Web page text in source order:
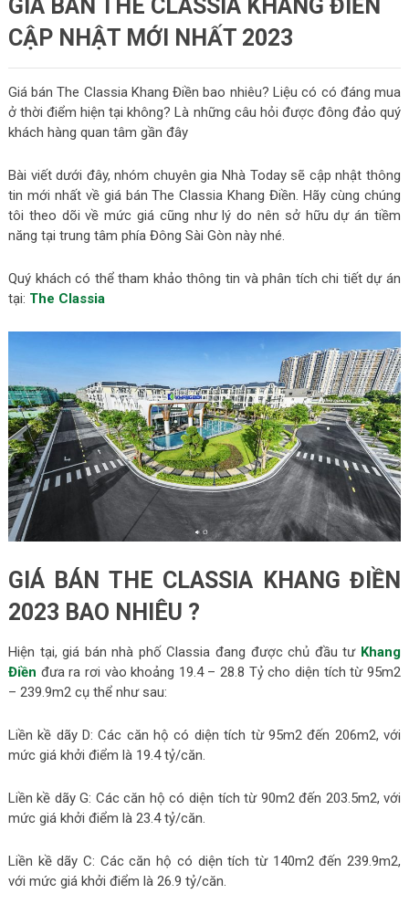
GIÁ BÁN THE CLASSIA KHANG ĐIỀN
CẬP NHẬT MỚI NHẤT 2023
Giá bán The Classia Khang Điền bao nhiêu? Liệu có có đáng mua
ở thời điểm hiện tại không? Là những câu hỏi được đông đảo quý
khách hàng quan tâm gần đây
Bài viết dưới đây, nhóm chuyên gia Nhà Today sẽ cập nhật thông
tin mới nhất về giá bán The Classia Khang Điền. Hãy cùng chúng
tôi theo dõi về mức giá cũng như lý do nên sở hữu dự án tiềm
năng tại trung tâm phía Đông Sài Gòn này nhé.
Quý khách có thể tham khảo thông tin và phân tích chi tiết dự án
tại: The Classia
GIÁ BÁN THE CLASSIA KHANG ĐIỀN
2023 BAO NHIÊU ?
Hiện tại, giá bán nhà phố Classia đang được chủ đầu tư Khang
Điền đưa ra rơi vào khoảng 19.4 – 28.8 Tỷ cho diện tích từ 95m2
– 239.9m2 cụ thể như sau:
Liền kề dãy D: Các căn hộ có diện tích từ 95m2 đến 206m2, với
mức giá khởi điểm là 19.4 tỷ/căn.
Liền kề dãy G: Các căn hộ có diện tích từ 90m2 đến 203.5m2, với
mức giá khởi điểm là 23.4 tỷ/căn.
Liền kề dãy C: Các căn hộ có diện tích từ 140m2 đến 239.9m2,
với mức giá khởi điểm là 26.9 tỷ/căn.